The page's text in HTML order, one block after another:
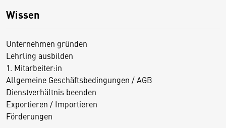
Wissen
Unternehmen gründen
Lehrling ausbilden
1. Mitarbeiter:in
Allgemeine Geschäftsbedingungen / AGB
Dienstverhältnis beenden
Exportieren / Importieren
Förderungen